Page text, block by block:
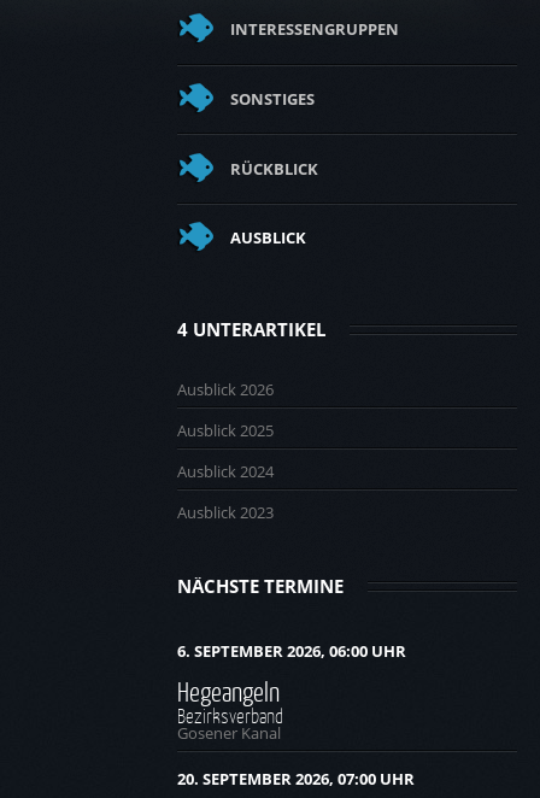
INTERESSENGRUPPEN
SONSTIGES
RÜCKBLICK
AUSBLICK
4 UNTERARTIKEL
Ausblick 2026
Ausblick 2025
Ausblick 2024
Ausblick 2023
NÄCHSTE TERMINE
6. SEPTEMBER 2026, 06:00 UHR
Hegeangeln
Bezirksverband
Gosener Kanal
20. SEPTEMBER 2026, 07:00 UHR